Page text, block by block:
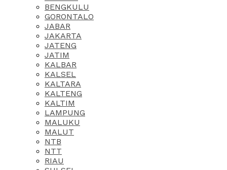
BENGKULU
GORONTALO
JABAR
JAKARTA
JATENG
JATIM
KALBAR
KALSEL
KALTARA
KALTENG
KALTIM
LAMPUNG
MALUKU
MALUT
NTB
NTT
RIAU